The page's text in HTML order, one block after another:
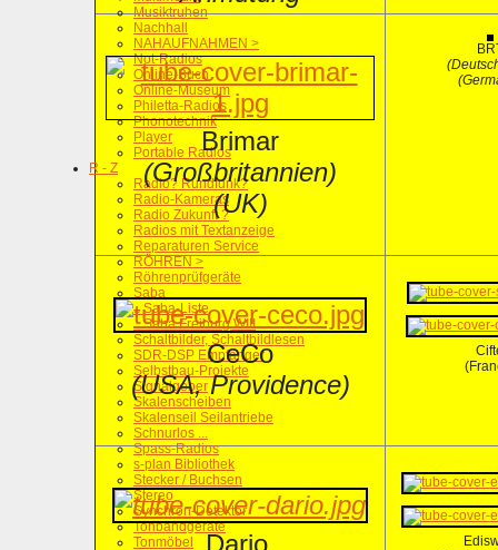
Musiktruhen
Nachhall
NAHAUFNAHMEN >
Not-Radios
Online-Buch
Online-Museum
Philetta-Radios
Phonotechnik
Player
Portable Radios
R - Z
Radio? Rundfunk?
Radio-Kameras
Radio Zukunft ?
Radios mit Textanzeige
Reparaturen Service
RÖHREN >
Röhrenprüfgeräte
Saba
.. Saba-Liste
.. Saba Freiburg WIII
Schaltbilder, Schaltbildlesen
SDR-DSP Empfänger
Selbstbau-Projekte
Signalgeber
Skalenscheiben
Skalenseil Seilantriebe
Schnurlos ...
Spass-Radios
s-plan Bibliothek
Stecker / Buchsen
Stereo
Synchron-Detektor
Tonbandgeräte
Tonmöbel
Brimar
(Großbritannien)
(UK)
CeCo
(USA, Providence)
Dario